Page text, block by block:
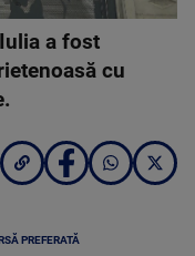
a fost
cu
PREFERATĂ